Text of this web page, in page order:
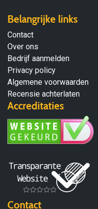
Belangrijke links
Contact
Over ons
Bedrijf aanmelden
Privacy policy
Algemene voorwaarden
Recensie achterlaten
Accreditaties
Contact